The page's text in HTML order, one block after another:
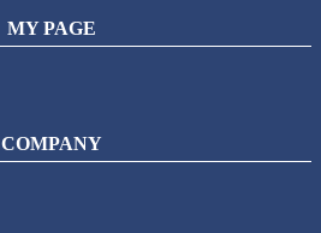
MY PAGE
COMPANY